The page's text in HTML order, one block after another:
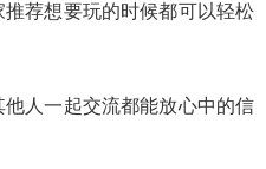
荐想要玩的时候都可以轻松
人一起交流都能放心中的信